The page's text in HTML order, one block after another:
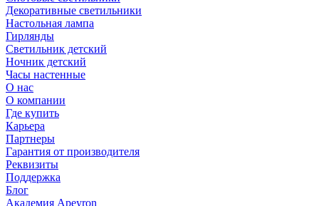
Декоративные светильники
Настольная лампа
Гирлянды
Светильник детский
Ночник детский
Часы настенные
О нас
О компании
Где купить
Карьера
Партнеры
Гарантия от производителя
Реквизиты
Поддержка
Блог
Академия Apeyron